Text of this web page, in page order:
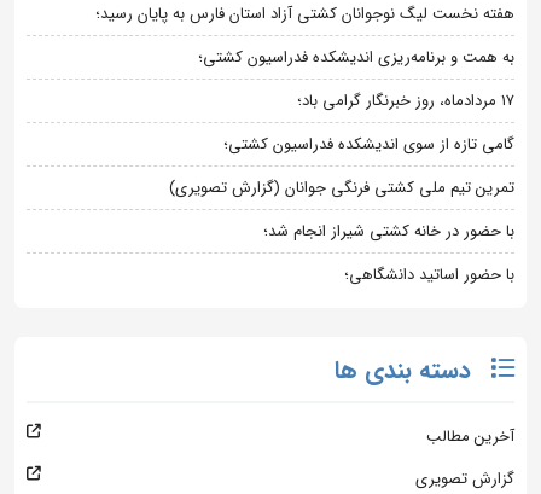
هفته نخست لیگ نوجوانان کشتی آزاد استان فارس به پایان رسید؛
به همت و برنامه‌ریزی اندیشکده فدراسیون کشتی؛
۱۷ مردادماه، روز خبرنگار گرامی باد؛
گامی تازه از سوی اندیشکده فدراسیون کشتی؛
تمرین تیم ملی کشتی فرنگی جوانان (گزارش تصویری)
با حضور در خانه کشتی شیراز انجام شد؛
با حضور اساتید دانشگاهی؛
دسته بندی ها
آخرین مطالب
گزارش تصویری